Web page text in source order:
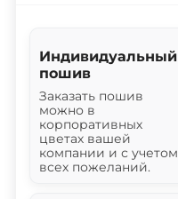
Индивидуальный
пошив
Заказать пошив
можно в
корпоративных
цветах вашей
компании и с учетом
всех пожеланий.